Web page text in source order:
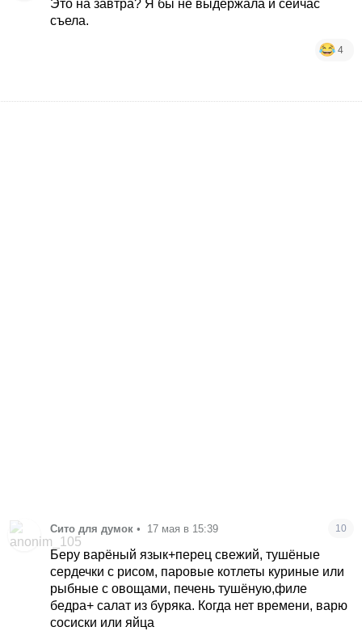
Это на завтра? Я бы не выдержала и сейчас
съела.
4
Сито для думок • 17 мая в 15:39 10
Беру варёный язык+перец свежий, тушёные
сердечки с рисом, паровые котлеты куриные или
рыбные с овощами, печень тушёную,филе
бедра+ салат из буряка. Когда нет времени, варю
сосиски или яйца